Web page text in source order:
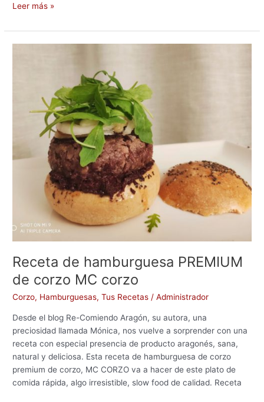
c
e
b
k
o
d
n
l
p
ar
tir
Leer más »
Receta de hamburguesa PREMIUM
de corzo MC corzo
Corzo, Hamburguesas,Tus Recetas /Administrador
Desde el blog Re-Comiendo Aragón, su autora, una
preciosidad llamada Mónica, nos vuelve a sorprender con una
receta con especial presencia de producto aragonés, sana,
natural y deliciosa. Esta receta de hamburguesa de corzo
premium de corzo, MC CORZO va a hacer de este plato de
comida rápida, algo irresistible, slow food de calidad. Receta
corzo